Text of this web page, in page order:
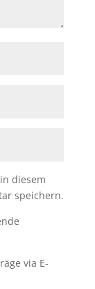
diesem
speichern.
via E-